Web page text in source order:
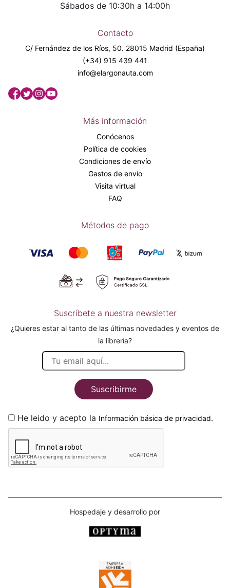
Sábados de 10:30h a 14:00h
Contacto
C/ Fernández de los Ríos, 50. 28015 Madrid (España)
(+34) 915 439 441
info@elargonauta.com
Más información
Conócenos
Política de cookies
Condiciones de envío
Gastos de envío
Visita virtual
FAQ
Métodos de pago
Suscríbete a nuestra newsletter
¿Quieres estar al tanto de las últimas novedades y eventos de
la librería?
Suscribirme
He leido y acepto la Información básica de privacidad.
Hospedaje y desarrollo por